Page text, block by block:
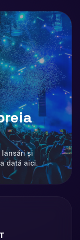
lansări și
dată aici.